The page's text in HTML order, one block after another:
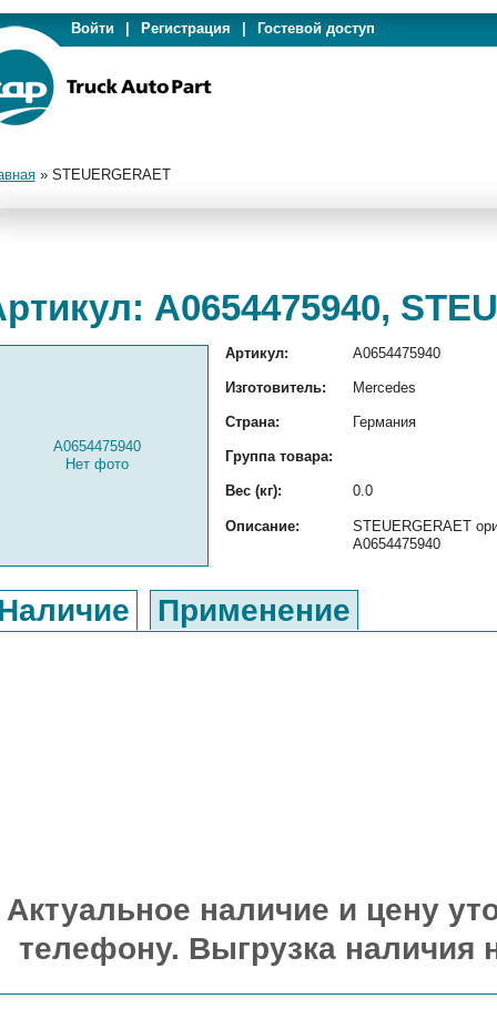
Войти Регистрация Гостевой доступ
» STEUERGERAET
A0654475940,
A0654475940
Нет фото
Артикул: A0654475940
Изготовитель: Mercedes
Страна: Германия
Группа товара:
Вес (кг): 0.0
Описание:
STEUERGERAET
A0654475940
Применение
Актуальное наличие и цену
телефону. Выгрузка наличия